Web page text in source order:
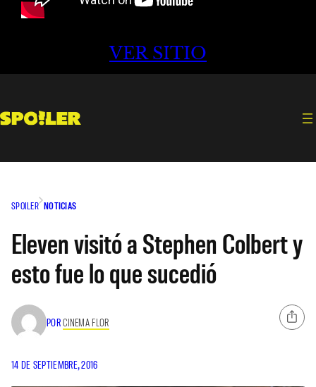
VER SITIO
SPOILER NOTICIAS
Eleven visitó a Stephen Colbert y
esto fue lo que sucedió
PORCINEMA FLOR
14 DE SEPTIEMBRE, 2016